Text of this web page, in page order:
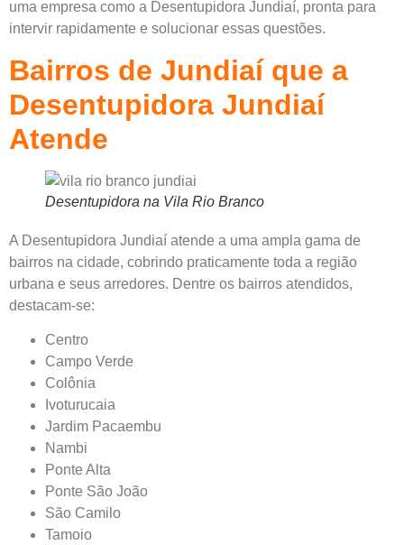
uma empresa como a Desentupidora Jundiaí, pronta para
intervir rapidamente e solucionar essas questões.
Bairros de Jundiaí que a
Desentupidora Jundiaí
Atende
Desentupidora na Vila Rio Branco
A Desentupidora Jundiaí atende a uma ampla gama de
bairros na cidade, cobrindo praticamente toda a região
urbana e seus arredores. Dentre os bairros atendidos,
destacam-se:
Centro
Campo Verde
Colônia
Ivoturucaia
Jardim Pacaembu
Nambi
Ponte Alta
Ponte São João
São Camilo
Tamoio